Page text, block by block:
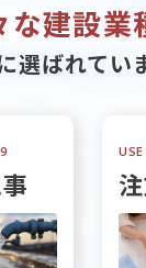
な建設業
選ばれてい
USE